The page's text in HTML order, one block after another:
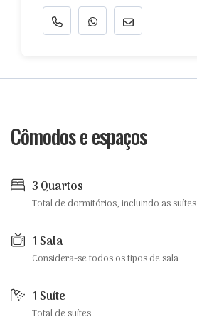
Cômodos e espaços
3 Quartos
Total de dormitórios, incluindo as suítes
1 Sala
Considera-se todos os tipos de sala
1 Suíte
Total de suítes